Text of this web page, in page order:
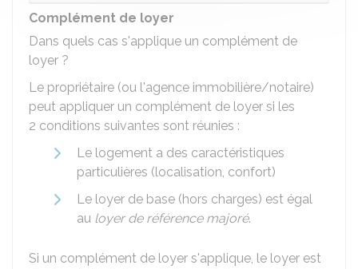
Complément de loyer
Dans quels cas s'applique un complément de
loyer ?
Le propriétaire (ou l'agence immobilière/notaire)
peut appliquer un complément de loyer si les
2 conditions suivantes sont réunies :
Le logement a des caractéristiques
particulières (localisation, confort)
Le loyer de base (hors charges) est égal
au loyer de référence majoré.
Si un complément de loyer s'applique, le loyer est